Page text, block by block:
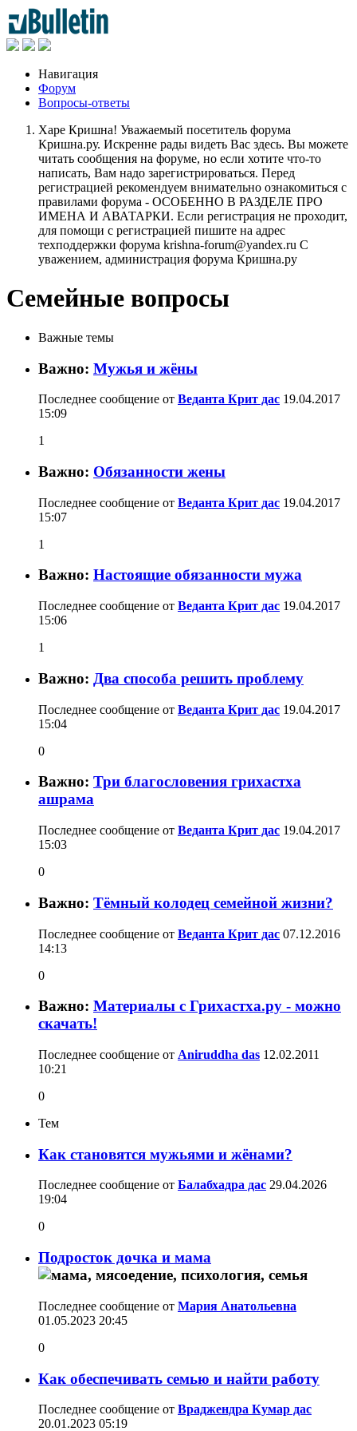
Навигация
Форум
Вопросы-ответы
Харе Кришна! Уважаемый посетитель форума
Кришна.ру. Искренне рады видеть Вас здесь. Вы можете
читать сообщения на форуме, но если хотите что-то
написать, Вам надо зарегистрироваться. Перед
регистрацией рекомендуем внимательно ознакомиться с
правилами форума - ОСОБЕННО В РАЗДЕЛЕ ПРО
ИМЕНА И АВАТАРКИ. Если регистрация не проходит,
для помощи с регистрацией пишите на адрес
техподдержки форума krishna-forum@yandex.ru С
уважением, администрация форума Кришна.ру
Семейные вопросы
Важные темы
Важно: Мужья и жёны
Последнее сообщение от Веданта Крит дас 19.04.2017
15:09
1
Важно: Обязанности жены
Последнее сообщение от Веданта Крит дас 19.04.2017
15:07
1
Важно: Настоящие обязанности мужа
Последнее сообщение от Веданта Крит дас 19.04.2017
15:06
1
Важно: Два способа решить проблему
Последнее сообщение от Веданта Крит дас 19.04.2017
15:04
0
Важно: Три благословения грихастха
ашрама
Последнее сообщение от Веданта Крит дас 19.04.2017
15:03
0
Важно: Тёмный колодец семейной жизни?
Последнее сообщение от Веданта Крит дас 07.12.2016
14:13
0
Важно: Материалы с Грихастха.ру - можно
скачать!
Последнее сообщение от Aniruddha das 12.02.2011
10:21
0
Тем
Как становятся мужьями и жёнами?
Последнее сообщение от Балабхадра дас 29.04.2026
19:04
0
Подросток дочка и мама
Последнее сообщение от Мария Aнатольевна
01.05.2023 20:45
0
Как обеспечивать семью и найти работу
Последнее сообщение от Враджендра Кумар дас
20.01.2023 05:19